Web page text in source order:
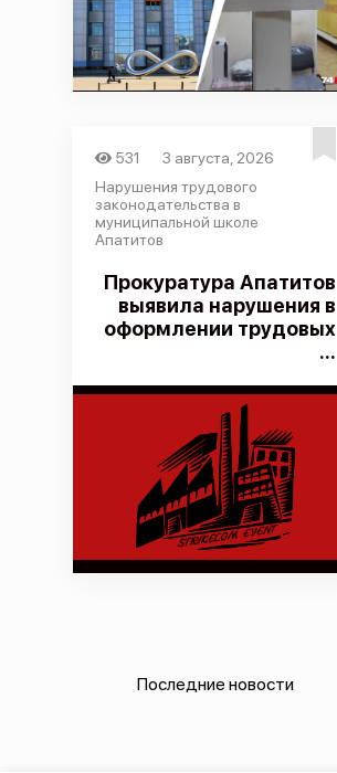
531
3 августа, 2026
Нарушения трудового
законодательства в
муниципальной школе
Апатитов
Прокуратура Апатитов
выявила нарушения в
оформлении трудовых
...
Последние новости